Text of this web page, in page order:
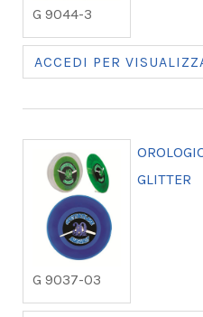
G 9044-3
ACCEDI PER
G 9037-03
GLITTER